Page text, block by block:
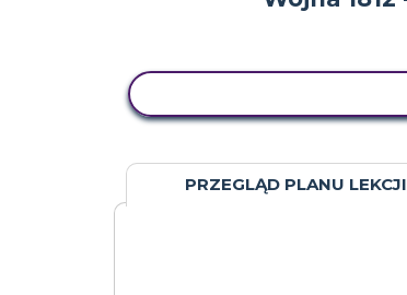
PRZEGLĄD PLANU LEKCJI